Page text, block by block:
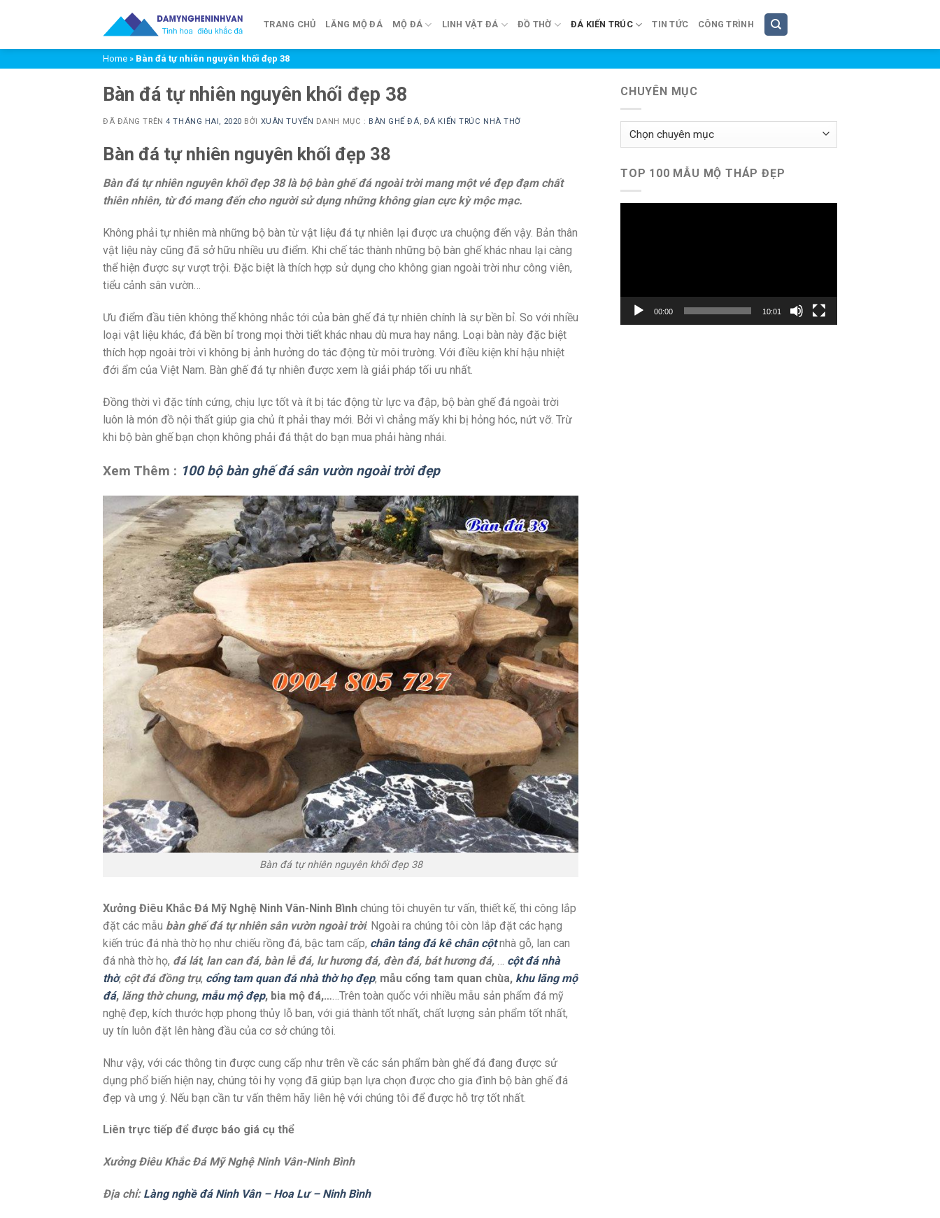
TRANG CHỦ LĂNG MỘ ĐÁ MỘ ĐÁ LINH VẬT ĐÁ ĐỒ THỜ ĐÁ KIẾN TRÚC TIN TỨC CÔNG TRÌNH
Home » Bàn đá tự nhiên nguyên khối đẹp 38
Bàn đá tự nhiên nguyên khối đẹp 38
ĐÃ ĐĂNG TRÊN4 THÁNG HAI, 2020 BỞI XUÂN TUYỂN DANH MỤC : BÀN GHẾ ĐÁ ĐÁ KIẾN TRÚC NHÀ THỜ
Bàn đá tự nhiên nguyên khối đẹp 38
Bàn đá tự nhiên nguyên khối đẹp 38 là bộ bàn ghế đá ngoài trời mang một vẻ đẹp đạm chất
thiên nhiên, từ đó mang đến cho người sử dụng những không gian cực kỳ mộc mạc.
Không phải tự nhiên mà những bộ bàn từ vật liệu đá tự nhiên lại được ưa chuộng đến vậy. Bản thân
vật liệu này cũng đã sở hữu nhiều ưu điểm. Khi chế tác thành những bộ bàn ghế khác nhau lại càng
thể hiện được sự vượt trội. Đặc biệt là thích hợp sử dụng cho không gian ngoài trời như công viên,
tiểu cảnh sân vườn…
Ưu điểm đầu tiên không thể không nhắc tới của bàn ghế đá tự nhiên chính là sự bền bỉ. So với nhiều
loại vật liệu khác, đá bền bỉ trong mọi thời tiết khác nhau dù mưa hay nắng. Loại bàn này đặc biệt
thích hợp ngoài trời vì không bị ảnh hưởng do tác động từ môi trường. Với điều kiện khí hậu nhiệt
đới ẩm của Việt Nam. Bàn ghế đá tự nhiên được xem là giải pháp tối ưu nhất.
Đồng thời vì đặc tính cứng, chịu lực tốt và ít bị tác động từ lực va đập, bộ bàn ghế đá ngoài trời
luôn là món đồ nội thất giúp gia chủ ít phải thay mới. Bởi vì chẳng mấy khi bị hỏng hóc, nứt vỡ. Trừ
khi bộ bàn ghế bạn chọn không phải đá thật do bạn mua phải hàng nhái.
Xem Thêm : 100 bộ bàn ghế đá sân vườn ngoài trời đẹp
Bàn đá tự nhiên nguyên khối đẹp 38
Xưởng Điêu Khắc Đá Mỹ Nghệ Ninh Vân-Ninh Bình chúng tôi chuyên tư vấn, thiết kế, thi công lắp
đặt các mẫu bàn ghế đá tự nhiên sân vườn ngoài trời. Ngoài ra chúng tôi còn lắp đặt các hạng
kiến trúc đá nhà thờ họ như chiếu rồng đá, bậc tam cấp, chân tảng đá kê chân cộtnhà gỗ, lan can
đá nhà thờ họ, đá lát, lan can đá, bàn lễ đá, lư hương đá, đèn đá, bát hương đá, … cột đá nhà
thờ, cột đá đồng trụ, cổng tam quan đá nhà thờ họ đẹp, mẫu cổng tam quan chùa, khu lăng mộ
đá, lăng thờ chung, mẫu mộ đẹp, bia mộ đá,……Trên toàn quốc với nhiều mẫu sản phẩm đá mỹ
nghệ đẹp, kích thước hợp phong thủy lỗ ban, với giá thành tốt nhất, chất lượng sản phẩm tốt nhất,
uy tín luôn đặt lên hàng đầu của cơ sở chúng tôi.
Như vậy, với các thông tin được cung cấp như trên về các sản phẩm bàn ghế đá đang được sử
dụng phổ biến hiện nay, chúng tôi hy vọng đã giúp bạn lựa chọn được cho gia đình bộ bàn ghế đá
đẹp và ưng ý. Nếu bạn cần tư vấn thêm hãy liên hệ với chúng tôi để được hỗ trợ tốt nhất.
Liên trực tiếp để được báo giá cụ thể
Xưởng Điêu Khắc Đá Mỹ Nghệ Ninh Vân-Ninh Bình
Địa chỉ: Làng nghề đá Ninh Vân – Hoa Lư – Ninh Bình
CHUYÊN MỤC
Chuyên
mục
TOP 100 MẪU MỘ THÁP ĐẸP
00:00 10:01